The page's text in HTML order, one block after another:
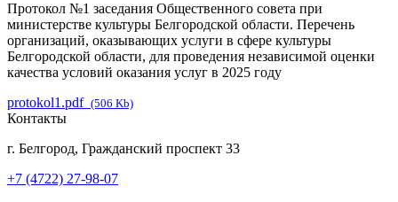
Протокол №1 заседания Общественного совета при
министерстве культуры Белгородской области. Перечень
организаций, оказывающих услуги в сфере культуры
Белгородской области, для проведения независимой оценки
качества условий оказания услуг в 2025 году
protokol1.pdf (506 Kb)
Контакты
г. Белгород, Гражданский проспект 33
+7 (4722) 27-98-07